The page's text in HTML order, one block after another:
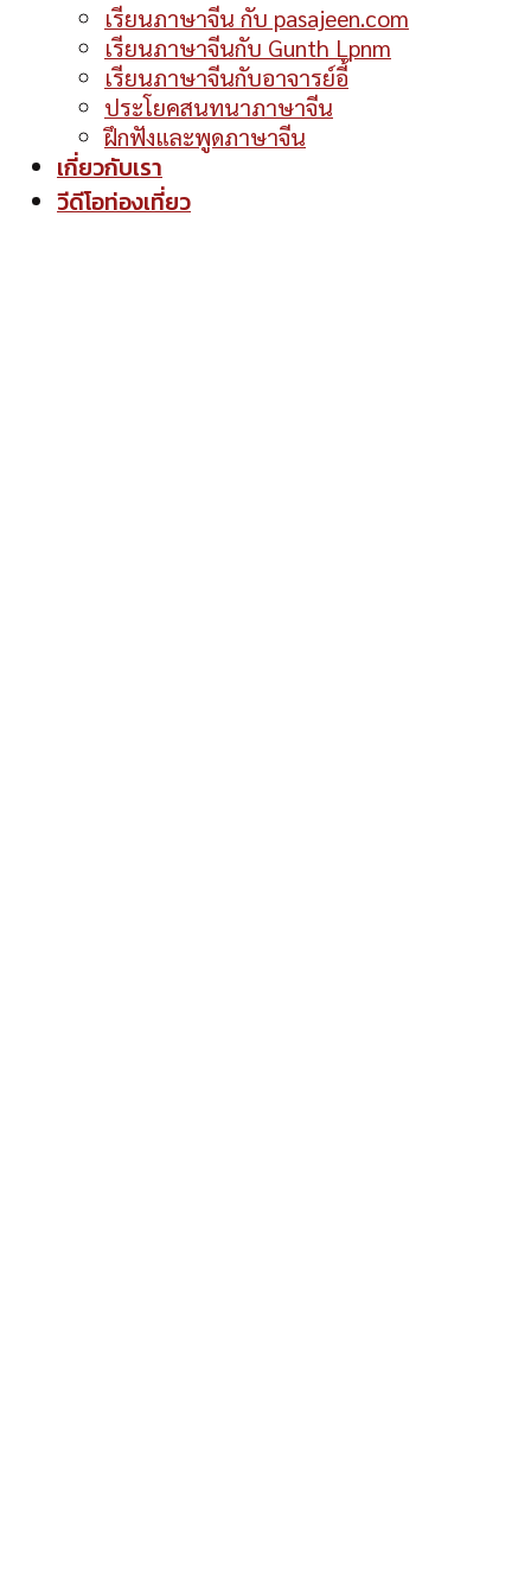
เรียนภาษาจีน กับ pasajeen.com
เรียนภาษาจีนกับ Gunth Lpnm
เรียนภาษาจีนกับอาจารย์อี้
ประโยคสนทนาภาษาจีน
ฝึกฟังและพูดภาษาจีน
เกี่ยวกับเรา
วีดีโอท่องเที่ยว